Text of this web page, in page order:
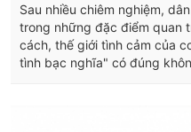
Sau nhiều chiêm nghiệm,
trong những đặc điểm quan
cách, thế giới tình cảm của
tình bạc nghĩa" có đúng